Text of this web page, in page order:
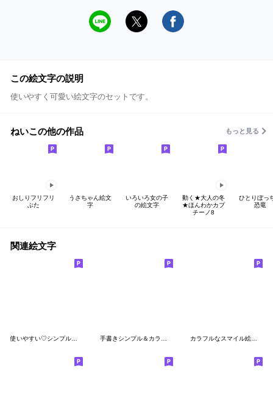
この絵文字の説明
使いやすく可愛い絵文字のセットです。
ねいこの他の作品 もっと見る
おしりフリフリ
ぶた
うさちゃん絵文
字
いろいろ女の子
の絵文字
動く★大人の冬
★ほんわかカプ
チーノ8
ひとりぼっ
恐竜
関連絵文字
カラフルなスマイル絵文字(5)